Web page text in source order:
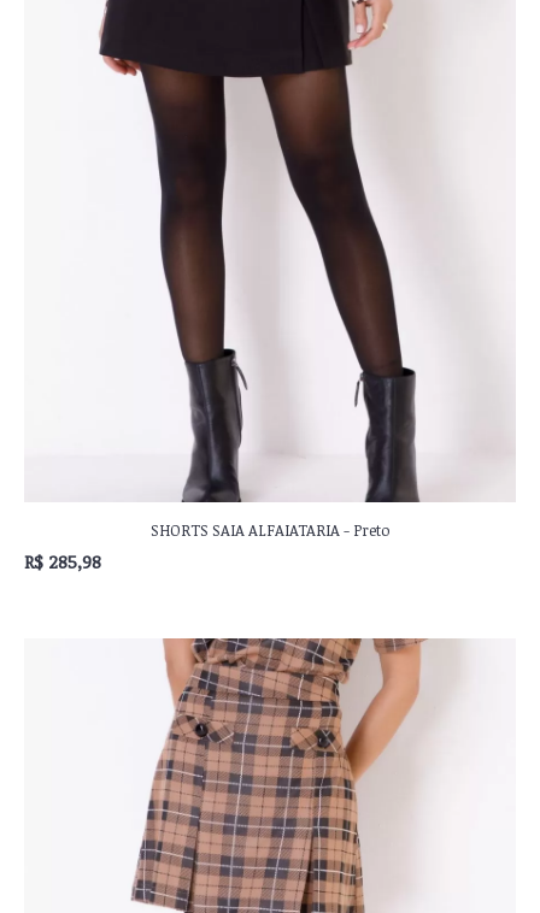
SHORTS SAIA ALFAIATARIA - Preto
R$ 285,98